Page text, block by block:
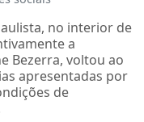
no interior de
a
Bezerra, voltou ao
apresentadas por
de